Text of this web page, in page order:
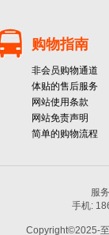
购物指南
非会员购物通道
体贴的售后服务
网站使用条款
网站免责声明
简单的购物流程
服
手机:
Copyright©2025-